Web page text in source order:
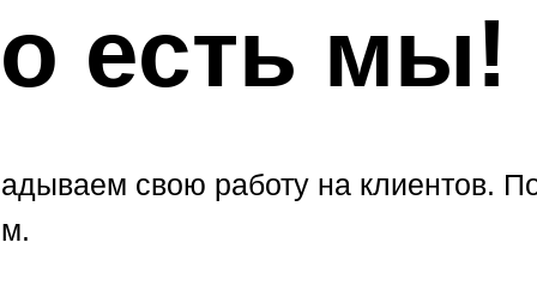
есть мы!
свою работу на клиентов.